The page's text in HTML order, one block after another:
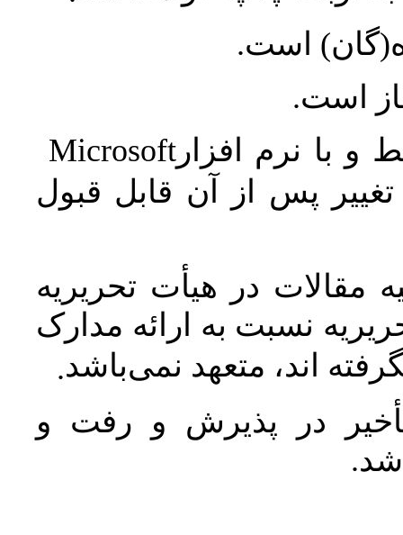
است.
است.
و با نرم افزارMicrosoft
پس از آن قابل قبول
مقالات در هیأت تحریریه
نسبت به ارائه مدارک
اند، متعهد نمی‌باشد.
در پذیرش و رفت و
شد.